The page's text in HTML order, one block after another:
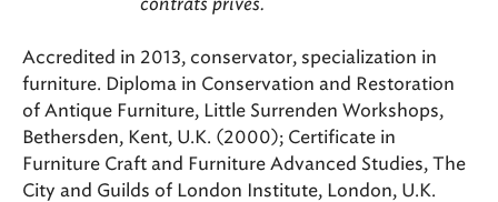
Accredited in 2013, conservator, specialization in
furniture. Diploma in Conservation and Restoration
of Antique Furniture, Little Surrenden Workshops,
Bethersden, Kent, U.K. (2000); Certificate in
Furniture Craft and Furniture Advanced Studies, The
City and Guilds of London Institute, London, U.K.